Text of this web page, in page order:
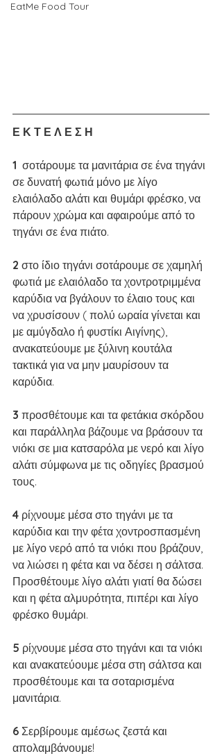
EatMe Food Tour
Ε Κ Τ Ε Λ Ε Σ Η
1 σοτάρουμε τα μανιτάρια σε ένα τηγάνι
σε δυνατή φωτιά μόνο με λίγο
ελαιόλαδο αλάτι και θυμάρι φρέσκο, να
πάρουν χρώμα και αφαιρούμε από το
τηγάνι σε ένα πιάτο.
2 στο ίδιο τηγάνι σοτάρουμε σε χαμηλή
φωτιά με ελαιόλαδο τα χοντροτριμμένα
καρύδια να βγάλουν το έλαιο τους και
να χρυσίσουν ( πολύ ωραία γίνεται και
με αμύγδαλο ή φυστίκι Αιγίνης),
ανακατεύουμε με ξύλινη κουτάλα
τακτικά για να μην μαυρίσουν τα
καρύδια.
3 προσθέτουμε και τα φετάκια σκόρδου
και παράλληλα βάζουμε να βράσουν τα
νιόκι σε μια κατσαρόλα με νερό και λίγο
αλάτι σύμφωνα με τις οδηγίες βρασμού
τους.
4 ρίχνουμε μέσα στο τηγάνι με τα
καρύδια και την φέτα χοντροσπασμένη
με λίγο νερό από τα νιόκι που βράζουν,
να λιώσει η φέτα και να δέσει η σάλτσα.
Προσθέτουμε λίγο αλάτι γιατί θα δώσει
και η φέτα αλμυρότητα, πιπέρι και λίγο
φρέσκο θυμάρι.
5 ρίχνουμε μέσα στο τηγάνι και τα νιόκι
και ανακατεύουμε μέσα στη σάλτσα και
προσθέτουμε και τα σοταρισμένα
μανιτάρια.
6 Σερβίρουμε αμέσως ζεστά και
απολαμβάνουμε!